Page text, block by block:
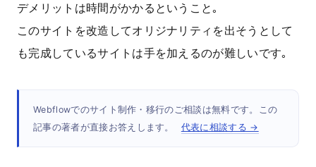
デメリットは時間がかかるということ｡
このサイトを改造してオリジナリティを出そうとして
も完成しているサイトは手を加えるのが難しいです｡
Webflowでのサイト制作・移行のご相談は無料です。この
記事の著者が直接お答えします。
代表に相談する →